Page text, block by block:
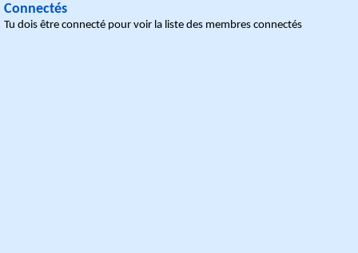
Connectés
Tu dois être connecté pour voir la liste des membres connectés